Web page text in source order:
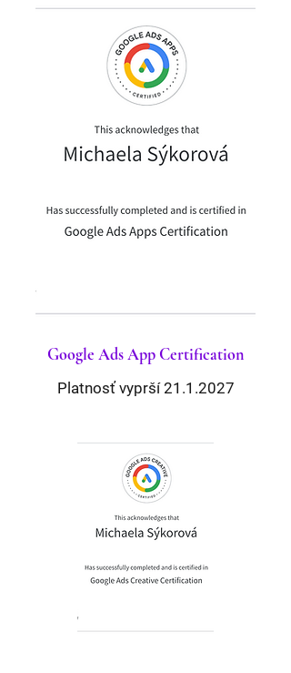
Google Ads AppCertification
Platnosť vyprší21.1.2027